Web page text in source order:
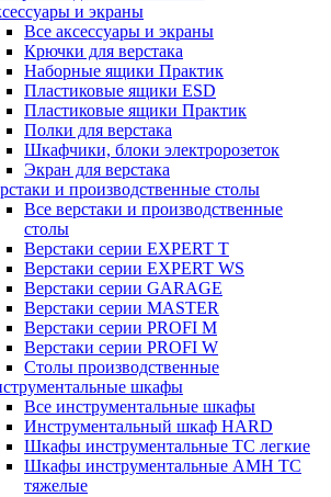
и экраны
Все аксессуары и экраны
Крючки для верстака
Наборные ящики Практик
Пластиковые ящики ESD
Пластиковые ящики Практик
Полки для верстака
Шкафчики, блоки электророзеток
Экран для верстака
и производственные столы
Все верстаки и производственные
столы
Верстаки серии EXPERT T
Верстаки серии EXPERT WS
Верстаки серии GARAGE
Верстаки серии MASTER
Верстаки серии PROFI M
Верстаки серии PROFI W
Столы производственные
шкафы
Все инструментальные шкафы
Инструментальный шкаф HARD
Шкафы инструментальные ТС легкие
Шкафы инструментальные AMH TC
тяжелые